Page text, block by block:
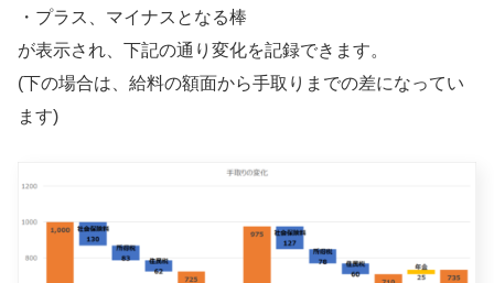
・プラス、マイナスとなる棒
が表示され、下記の通り変化を記録できます。
(下の場合は、給料の額面から手取りまでの差になってい
ます)